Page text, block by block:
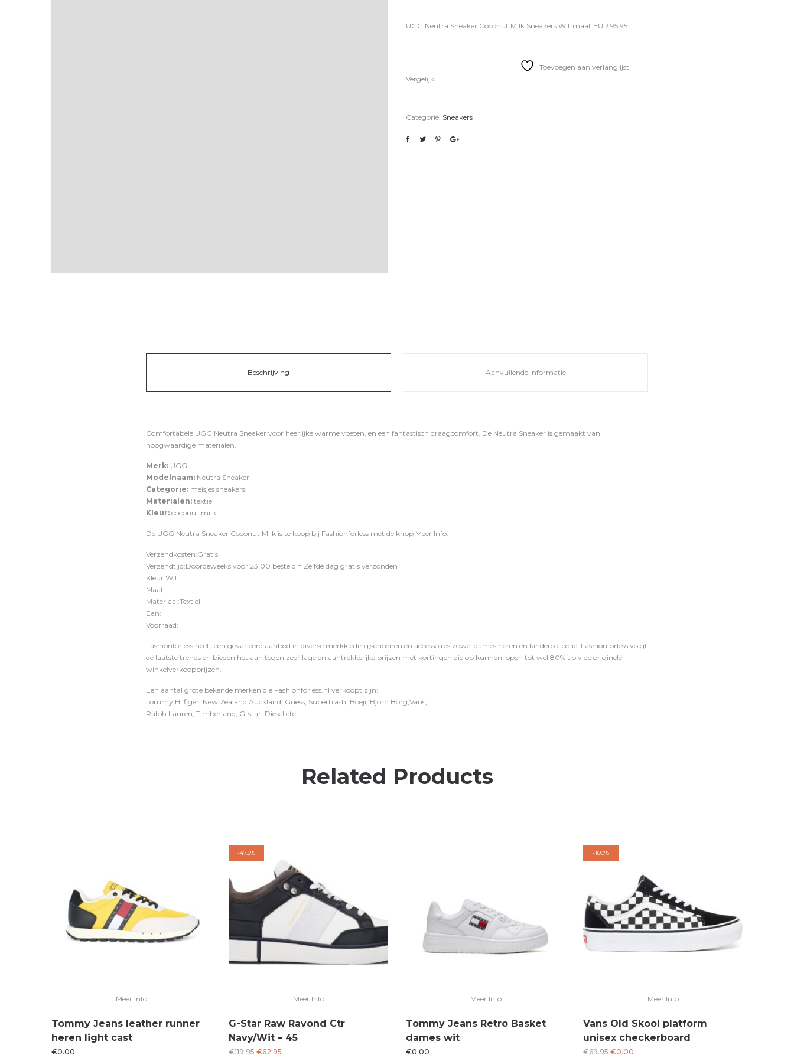
UGG Neutra Sneaker Coconut Milk Sneakers Wit maat EUR 95.95
Toevoegen aan verlanglijst
Vergelijk
Categorie: Sneakers
Beschrijving Aanvullende informatie
Comfortabele UGG Neutra Sneaker voor heerlijke warme voeten, en een fantastisch draagcomfort. De Neutra Sneaker is gemaakt van
hoogwaardige materialen.
Merk: UGG
Modelnaam: Neutra Sneaker
Categorie: meisjes sneakers
Materialen: textiel
Kleur: coconut milk
De UGG Neutra Sneaker Coconut Milk is te koop bij Fashionforless met de knop Meer Info
Verzendkosten:Gratis
Verzendtijd:Doordeweeks voor 23:00 besteld = Zelfde dag gratis verzonden
Kleur:Wit
Maat:
Materiaal:Textiel
Ean:
Voorraad:
Fashionforless heeft een gevarieerd aanbod in diverse merkkleding,schoenen en accessoires,zowel dames,heren en kindercollectie. Fashionforless volgt
de laatste trends en bieden het aan tegen zeer lage en aantrekkelijke prijzen met kortingen die op kunnen lopen tot wel 80% t.o.v de originele
winkelverkoopprijzen.
Een aantal grote bekende merken die Fashionforless.nl verkoopt zijn:
Tommy Hilfiger, New Zealand Auckland, Guess, Supertrash, Boeji, Bjorn Borg,Vans,
Ralph Lauren, Timberland, G-star, Diesel etc.
Related Products
Meer Info
Tommy Jeans leather runner
heren light cast
€0.00
-47.5%
Meer Info
G-Star Raw Ravond Ctr
Navy/Wit – 45
€119.95 Oorspronkelijke
€62.95
Meer Info
Tommy Jeans Retro Basket
dames wit
€0.00
-100%
Meer Info
Vans Old Skool platform
unisex checkerboard
€69.95 Oorspronkelijke
€0.00